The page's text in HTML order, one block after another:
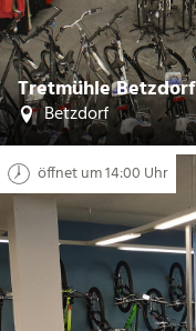
Tretmühle Betzdorf
Betzdorf
öffnet um 14:00 Uhr